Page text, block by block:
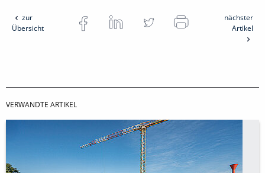
zur
Übersicht
nächster
Artikel
VERWANDTE ARTIKEL